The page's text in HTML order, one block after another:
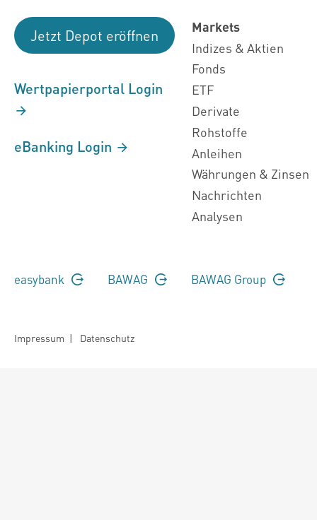
Jetzt Depot eröffnen
Wertpapierportal Login
eBanking Login
Markets
Indizes & Aktien
Fonds
ETF
Derivate
Rohstoffe
Anleihen
Währungen & Zinsen
Nachrichten
Analysen
easybank BAWAG BAWAG Group
Impressum | Datenschutz